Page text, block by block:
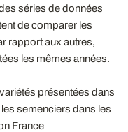
séries de données
de comparer les
rapport aux autres,
les mêmes années.
présentées dans
semenciers dans les
France